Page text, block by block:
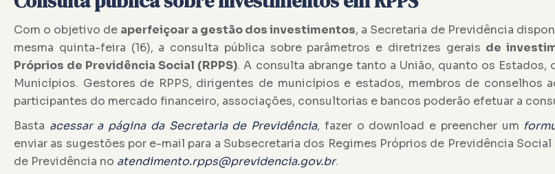
Com o objetivo de aperfeiçoar a gestão dos investimentos, a Secretaria de Previdência
mesma quinta-feira (16), a consulta pública sobre parâmetros e diretrizes gerais de
Próprios de Previdência Social (RPPS). A consulta abrange tanto a União, quanto os Estados,
Municípios. Gestores de RPPS, dirigentes de municípios e estados, membros de conselhos
participantes do mercado financeiro, associações, consultorias e bancos poderão efetuar a
Basta acessar a página da Secretaria de Previdência, fazer o download e preencher um
enviar as sugestões por e-mail para a Subsecretaria dos Regimes Próprios de Previdência Social
de Previdência no atendimento.rpps@previdencia.gov.br.